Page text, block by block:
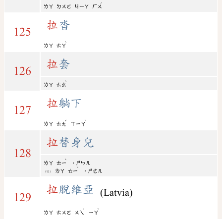
ㄌㄚ ㄉㄨㄛ ㄐㄧㄚ ㄏㄨ
ˊ
125
拉沓
ㄌㄚ ㄊㄚ
ˋ
126
拉套
ㄌㄚ ㄊㄠ
ˋ
127
拉躺下
ㄌㄚ ㄊㄤ
ˇ
ㄒㄧㄚ
ˋ
128
拉替身兒
ㄌㄚ ㄊㄧ
ˋ
˙ㄕㄣㄦ
(變) ㄌㄚ ㄊㄧ
ˋ
˙ㄕㄜㄦ
129
拉脫維亞 (Latvia)
ㄌㄚ ㄊㄨㄛ ㄨㄟ
ˊ
ㄧㄚ
ˋ